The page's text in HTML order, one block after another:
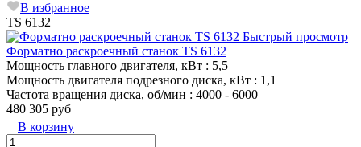
В избранное
TS 6132
Быстрый просмотр
Форматно раскроечный станок TS 6132
Мощность главного двигателя, кВт : 5,5
Мощность двигателя подрезного диска, кВт : 1,1
Частота вращения диска, об/мин : 4000 - 6000
480 305 руб
В корзину